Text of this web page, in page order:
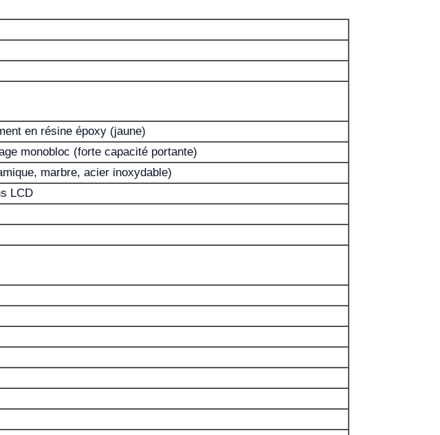
en résine époxy (jaune)
monobloc (forte capacité portante)
marbre, acier inoxydable)
LCD